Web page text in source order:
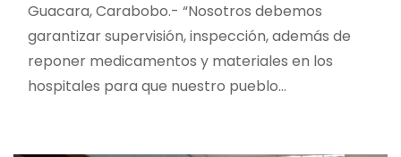
Guacara, Carabobo.- “Nosotros debemos
garantizar supervisión, inspección, además de
reponer medicamentos y materiales en los
hospitales para que nuestro pueblo…